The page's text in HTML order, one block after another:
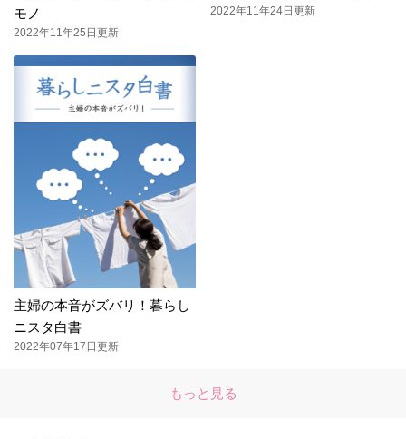
モノ
2022年11年25日更新
2022年11年24日更新
主婦の本音がズバリ！暮らし
ニスタ白書
2022年07年17日更新
もっと見る